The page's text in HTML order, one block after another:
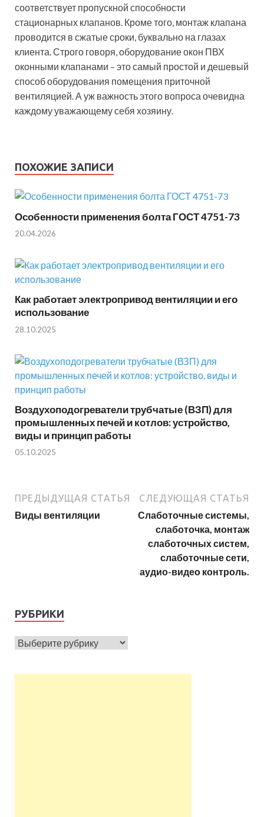
соответствует пропускной способности
стационарных клапанов. Кроме того, монтаж клапана
проводится в сжатые сроки, буквально на глазах
клиента. Строго говоря, оборудование окон ПВХ
оконными клапанами – это самый простой и дешевый
способ оборудования помещения приточной
вентиляцией. А уж важность этого вопроса очевидна
каждому уважающему себя хозяину.
ПОХОЖИЕ ЗАПИСИ
Особенности применения болта ГОСТ 4751-73
20.04.2026
Как работает электропривод вентиляции и его
использование
28.10.2025
Воздухоподогреватели трубчатые (ВЗП) для
промышленных печей и котлов: устройство,
виды и принцип работы
05.10.2025
ПРЕДЫДУЩАЯ СТАТЬЯ
Виды вентиляции
СЛЕДУЮЩАЯ СТАТЬЯ
Слаботочные системы,
слаботочка, монтаж
слаботочных систем,
слаботочные сети,
аудио-видео контроль.
РУБРИКИ